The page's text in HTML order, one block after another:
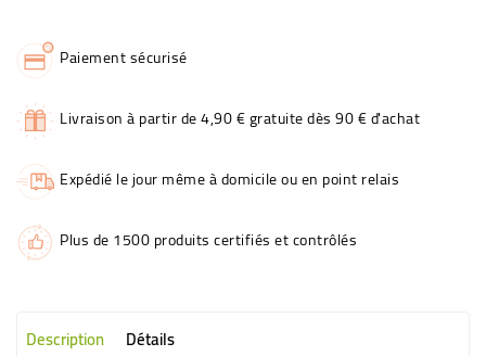
Paiement sécurisé
Livraison à partir de 4,90 € gratuite dès 90 € d'achat
Expédié le jour même à domicile ou en point relais
Plus de 1500 produits certifiés et contrôlés
Description Détails